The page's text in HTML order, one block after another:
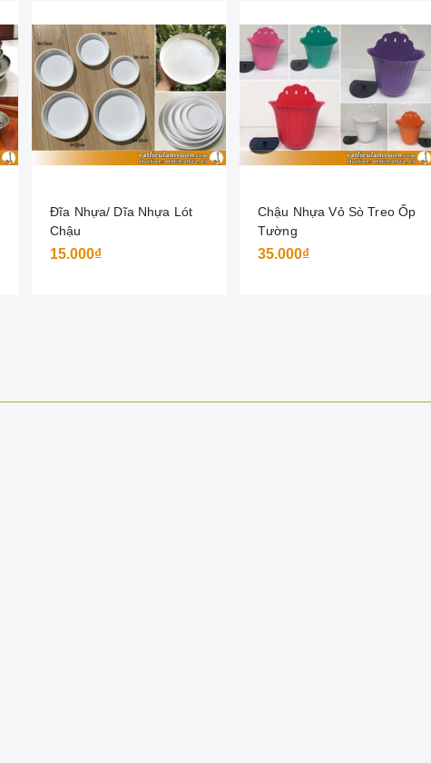
Đĩa Nhựa/ Dĩa Nhựa Lót
Chậu
15.000₫
Chậu Nhựa Vỏ Sò Treo Ốp
Tường
35.000₫